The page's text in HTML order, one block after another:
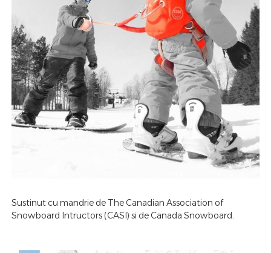
Sustinut cu mandrie de The Canadian Association of
Snowboard Intructors (CASI) si de Canada Snowboard.